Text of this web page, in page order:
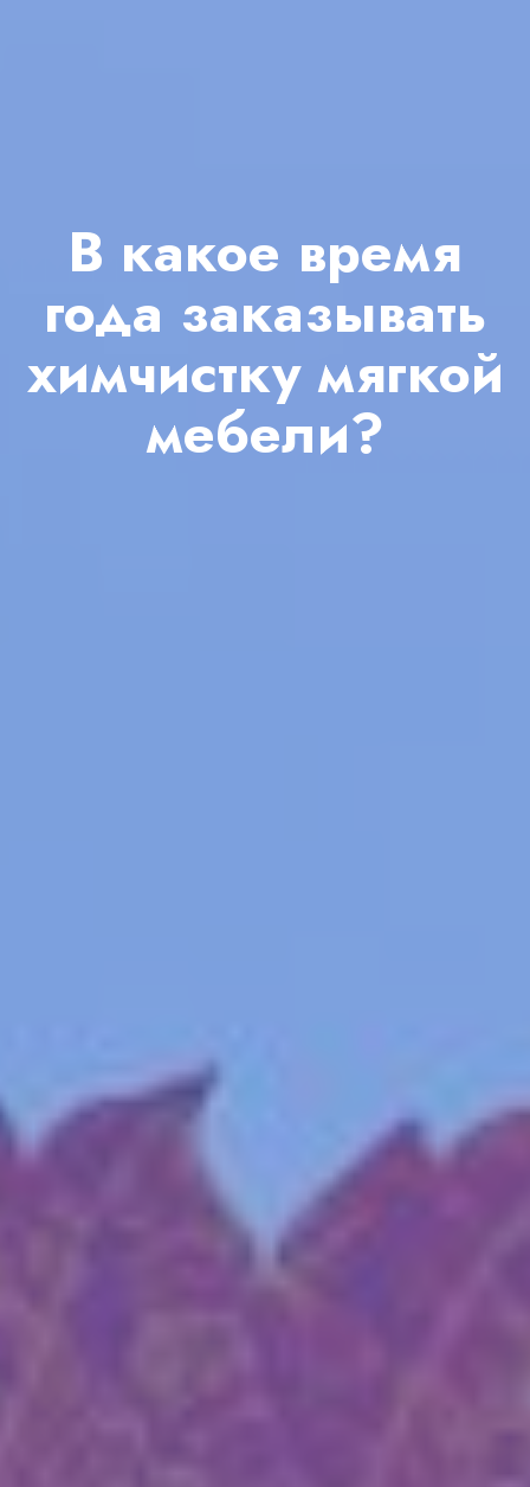
В какое время
года заказывать
химчистку мягкой
мебели?